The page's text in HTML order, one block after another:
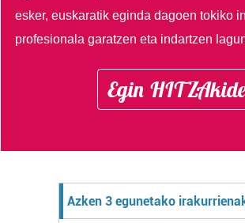
esker, euskaratik eginda dagoen tokiko
profesionala garatzen eta indartzen
Egin
Azken 3 egunetako